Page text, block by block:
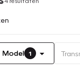
Model 1